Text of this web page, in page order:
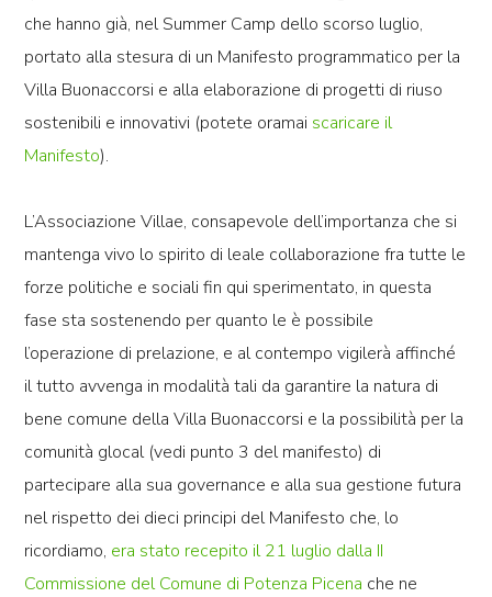
che hanno già, nel Summer Camp dello scorso luglio,
portato alla stesura di un Manifesto programmatico per la
Villa Buonaccorsi e alla elaborazione di progetti di riuso
sostenibili e innovativi (potete oramai scaricare il
Manifesto).
L’Associazione Villae, consapevole dell’importanza che si
mantenga vivo lo spirito di leale collaborazione fra tutte le
forze politiche e sociali fin qui sperimentato, in questa
fase sta sostenendo per quanto le è possibile
l’operazione di prelazione, e al contempo vigilerà affinché
il tutto avvenga in modalità tali da garantire la natura di
bene comune della Villa Buonaccorsi e la possibilità per la
comunità glocal (vedi punto 3 del manifesto) di
partecipare alla sua governance e alla sua gestione futura
nel rispetto dei dieci principi del Manifesto che, lo
ricordiamo, era stato recepito il 21 luglio dalla II
Commissione del Comune di Potenza Picena che ne